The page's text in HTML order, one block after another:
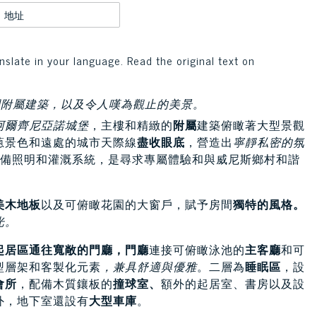
地址
in your language. Read the original text on
屬建築，以及令人嘆為觀止的美景。
爾齊尼亞諾城堡 ，主樓和精緻的附屬建築俯瞰著大型景觀
色和遠處的城市天際線盡收眼底 ，營造出寧靜私密的氛
照明和灌溉系統，是尋求專屬體驗和與威尼斯鄉村和諧
木地板以及可俯瞰花園的大窗戶，賦予房間獨特的風格。
居區通往寬敞的門廳，門廳連接可俯瞰泳池的主客廳和可
層架和客製化元素 ，兼具舒適與優雅。二層為睡眠區 ，設
所 ，配備木質鑲板的撞球室、 額外的起居室、書房以及設
，地下室還設有大型車庫。